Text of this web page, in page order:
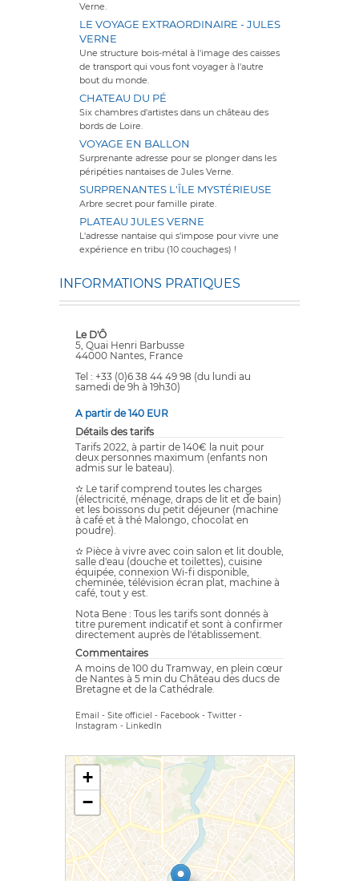
Verne.
LE VOYAGE EXTRAORDINAIRE - JULES
VERNE
Une structure bois-métal à l'image des caisses
de transport qui vous font voyager à l'autre
bout du monde.
CHATEAU DU PÉ
Six chambres d'artistes dans un château des
bords de Loire.
VOYAGE EN BALLON
Surprenante adresse pour se plonger dans les
péripéties nantaises de Jules Verne.
SURPRENANTES L'ÎLE MYSTÉRIEUSE
Arbre secret pour famille pirate.
PLATEAU JULES VERNE
L'adresse nantaise qui s'impose pour vivre une
expérience en tribu (10 couchages) !
INFORMATIONS PRATIQUES
Le D'Ô
5, Quai Henri Barbusse
44000 Nantes, France
Tel : +33 (0)6 38 44 49 98 (du lundi au
samedi de 9h à 19h30)
A partir de 140 EUR
Détails des tarifs
Tarifs 2022, à partir de 140€ la nuit pour
deux personnes maximum (enfants non
admis sur le bateau).
✫ Le tarif comprend toutes les charges
(électricité, ménage, draps de lit et de bain)
et les boissons du petit déjeuner (machine
à café et à thé Malongo, chocolat en
poudre).
✫ Pièce à vivre avec coin salon et lit double,
salle d'eau (douche et toilettes), cuisine
équipée, connexion Wi-fi disponible,
cheminée, télévision écran plat, machine à
café, tout y est.
Nota Bene : Tous les tarifs sont donnés à
titre purement indicatif et sont à confirmer
directement auprès de l'établissement.
Commentaires
A moins de 100 du Tramway, en plein cœur
de Nantes à 5 min du Château des ducs de
Bretagne et de la Cathédrale.
Email - Site officiel - Facebook - Twitter -
Instagram - LinkedIn
+
−